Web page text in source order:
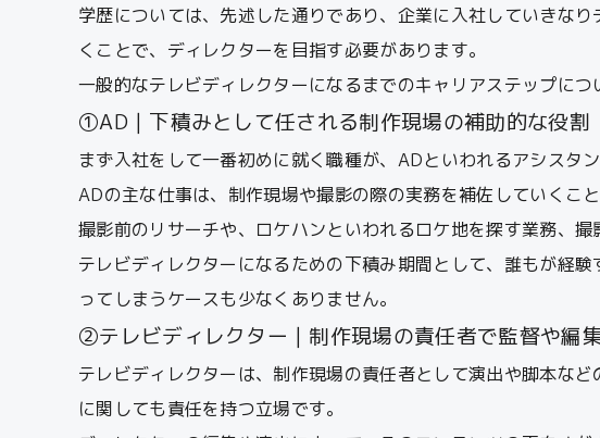
学歴については、先述した通りであり、企業に入社していきな
くことで、ディレクターを目指す必要があります。
一般的なテレビディレクターになるまでのキャリアステップにつ
①AD｜下積みとして任される制作現場の補助的な役割
まず入社をして一番初めに就く職種が、ADといわれるアシスタ
ADの主な仕事は、制作現場や撮影の際の実務を補佐していくこ
撮影前のリサーチや、ロケハンといわれるロケ地を探す業務、
テレビディレクターになるための下積み期間として、誰もが経
ってしまうケースも少なくありません。
②テレビディレクター｜制作現場の責任者で監督や編
テレビディレクターは、制作現場の責任者として演出や脚本な
に関しても責任を持つ立場です。